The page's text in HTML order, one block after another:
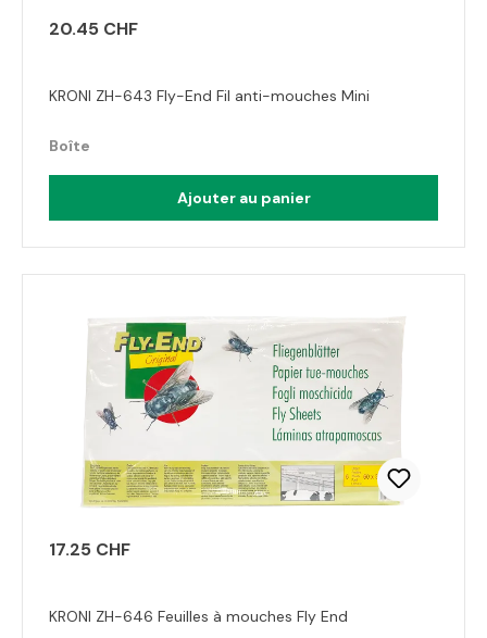
20.45 CHF
KRONI ZH-643 Fly-End Fil anti-mouches Mini
Boîte
Ajouter au panier
17.25 CHF
KRONI ZH-646 Feuilles à mouches Fly End